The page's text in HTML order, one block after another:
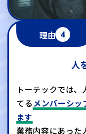
理由 4
人
トーテックでは
てるメンバーシッ
ます
業務内容にあった